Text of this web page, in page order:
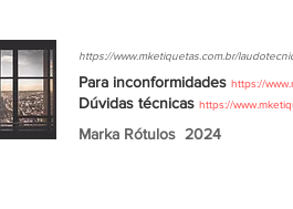
https://www.mketiquetas.com.br/
Para inconformidades https://
Dúvidas técnicas https://
Marka Rótulos 2024